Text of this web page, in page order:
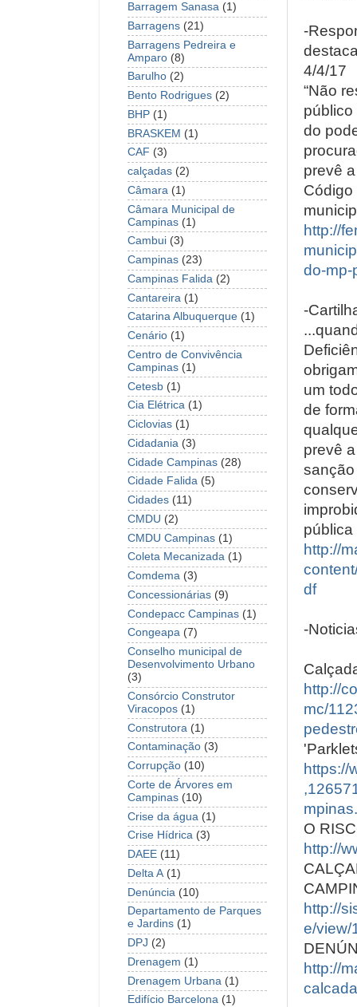
-
4/4/17
“Não
público
do
prevê
Código
http://
do-mp-
-
um
de
prevê
http://
df
-
http://
mc/
https://
O
http://
http://
e/view/
http://
Barragem Sanasa (1)
Barragens (21)
Barragens Pedreira e
Amparo (8)
Barulho (2)
Bento Rodrigues (2)
BHP (1)
BRASKEM (1)
CAF (3)
calçadas (2)
Câmara (1)
Câmara Municipal de
Campinas (1)
Cambui (3)
Campinas (23)
Campinas Falida (2)
Cantareira (1)
Catarina Albuquerque (1)
Cenário (1)
Centro de Convivência
Campinas (1)
Cetesb (1)
Cia Elétrica (1)
Ciclovias (1)
Cidadania (3)
Cidade Campinas (28)
Cidade Falida (5)
Cidades (11)
CMDU (2)
CMDU Campinas (1)
Coleta Mecanizada (1)
Comdema (3)
Concessionárias (9)
Condepacc Campinas (1)
Congeapa (7)
Conselho municipal de
Desenvolvimento Urbano
(3)
Consórcio Construtor
Viracopos (1)
Construtora (1)
Contaminação (3)
Corrupção (10)
Corte de Árvores em
Campinas (10)
Crise da água (1)
Crise Hídrica (3)
DAEE (11)
Delta A (1)
Denúncia (10)
Departamento de Parques
e Jardins (1)
DPJ (2)
Drenagem (1)
Drenagem Urbana (1)
Edifício Barcelona (1)